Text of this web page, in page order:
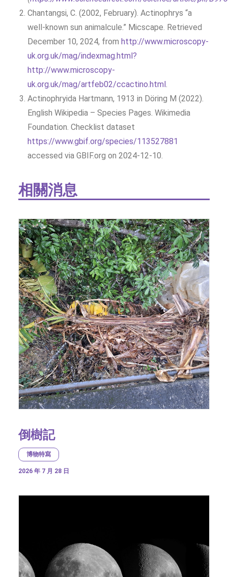
Chantangsi, C. (2002, February). Actinophrys “a
well-known sun animalcule.” Micscape. Retrieved
December 10, 2024, from http://www.microscopy-
uk.org.uk/mag/indexmag.html?
http://www.microscopy-
uk.org.uk/mag/artfeb02/ccactino.html.
Actinophryida Hartmann, 1913 in Döring M (2022).
English Wikipedia – Species Pages. Wikimedia
Foundation. Checklist dataset
https://www.gbif.org/species/113527881
accessed via GBIF.org on 2024-12-10.
相關消息
倒樹記
博物特寫
2026 年 7 月 28 日